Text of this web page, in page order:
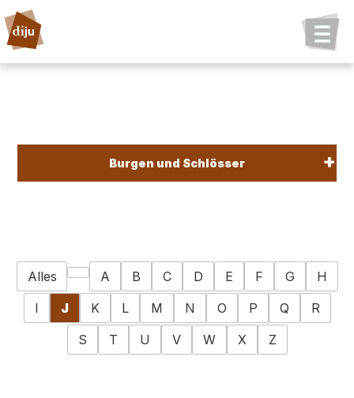
Burgen und Schlösser
Alles A B C D E F G
H
I
J K L M N O P Q
R
S
T U V W X Z